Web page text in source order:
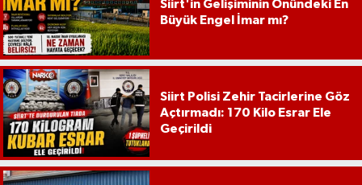
Siirt'in Gelişiminin Önündeki En
Büyük Engel İmar mı?
Siirt Polisi Zehir Tacirlerine Göz
Açtırmadı: 170 Kilo Esrar Ele
Geçirildi